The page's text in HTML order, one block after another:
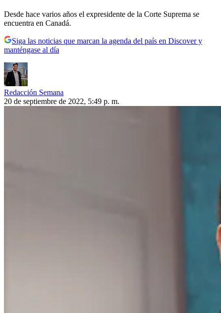
Desde hace varios años el expresidente de la Corte Suprema se
encuentra en Canadá.
Siga las noticias que marcan la agenda del país en Discover y
manténgase al día
Redacción Semana
20 de septiembre de 2022, 5:49 p. m.